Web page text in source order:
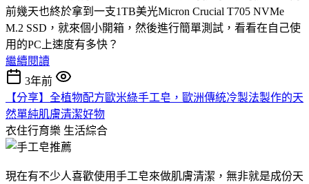
前幾天也終於拿到一支1TB美光Micron Crucial T705 NVMe
M.2 SSD，就來個小開箱，然後進行簡單測試，看看在自己使
用的PC上速度有多快？
繼續閱讀
3年前
【分享】全植物配方歐米綠手工皂，歐洲傳統冷製法製作的天
然單純肌膚清潔好物
衣住行育樂 生活綜合
現在有不少人喜歡使用手工皂來做肌膚清潔，無非就是成份天